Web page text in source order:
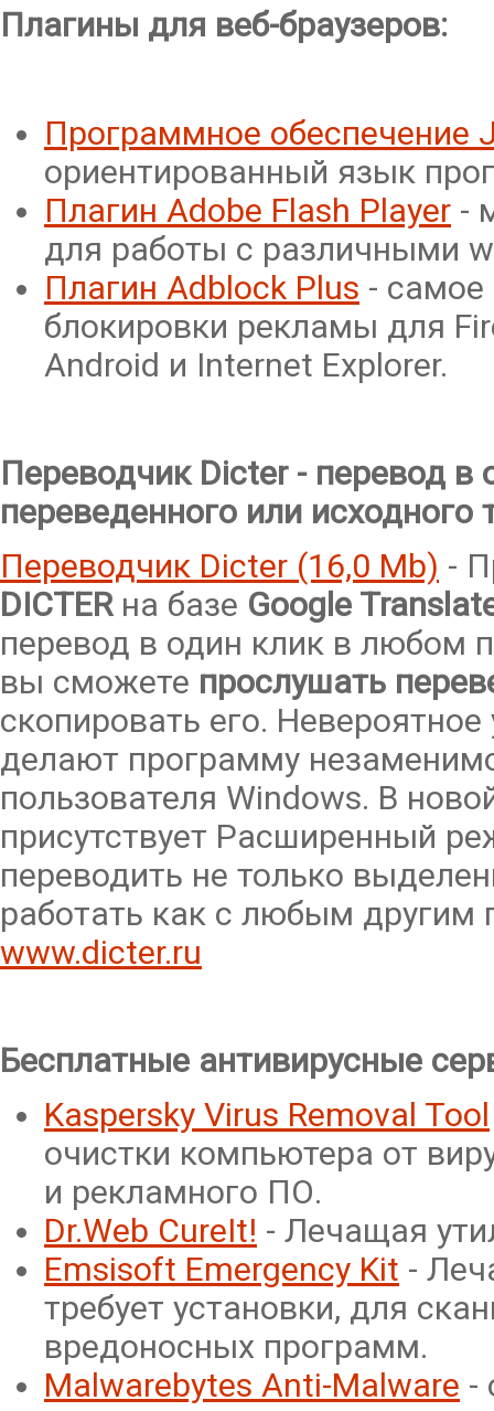
Плагины для веб-браузеров:
Программное обеспечение
ориентированный язык
Плагин Adobe Flash Player -
для работы с различными
Плагин Adblock Plus - самое
блокировки рекламы для
Android и Internet Explorer.
Переводчик Dicter - перевод в
переведенного или исходного
Переводчик Dicter (16,0 Mb) -
DICTERна базе Google
перевод в один клик в любом
вы сможете прослушать
скопировать его.
делают программу
пользователя Windows. В
присутствует Расширенный
переводить не только
работать как с любым другим
www.dicter.ru
Бесплатные антивирусные
Kaspersky Virus Removal Tool
очистки компьютера от
и рекламного ПО.
Dr.Web CureIt! - Лечащая
Emsisoft Emergency Kit -
требует установки, для
вредоносных программ.
Malwarebytes Anti-Malware -